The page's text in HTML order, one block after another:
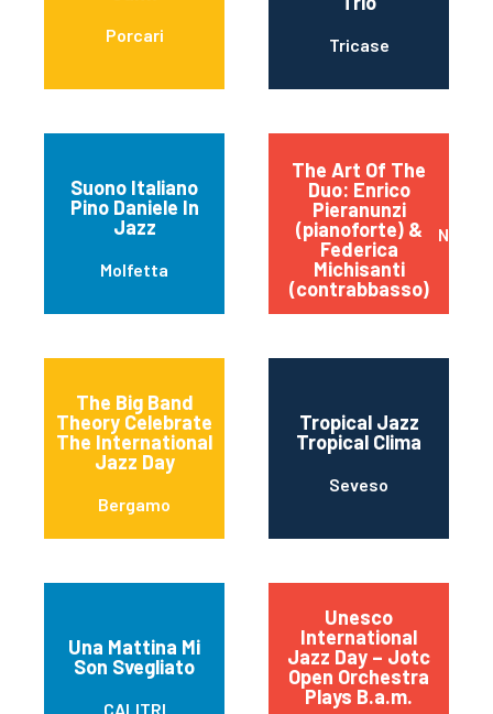
Porcari Tricase
Suono Italiano
Pino Daniele In
Jazz
Molfetta
The Art Of The
Duo: Enrico
Pieranunzi
(pianoforte) &
Federica
Michisanti
(contrabbasso)
Napoli
The Big Band
Theory Celebrate
The International
Jazz Day
Bergamo
Tropical Jazz
Tropical Clima
Seveso
Una Mattina Mi
Son Svegliato
CALITRI
Unesco
International
Jazz Day – Jotc
Open Orchestra
Plays B.a.m.